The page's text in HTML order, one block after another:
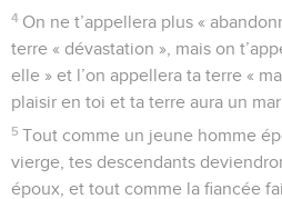
4 On ne t’appellera plus «
terre « dévastation », mais on
elle » et l’on appellera ta terre «
plaisir en toi et ta terre aura un
5 Tout comme un jeune homme
vierge, tes descendants
époux, et tout comme la fiancée